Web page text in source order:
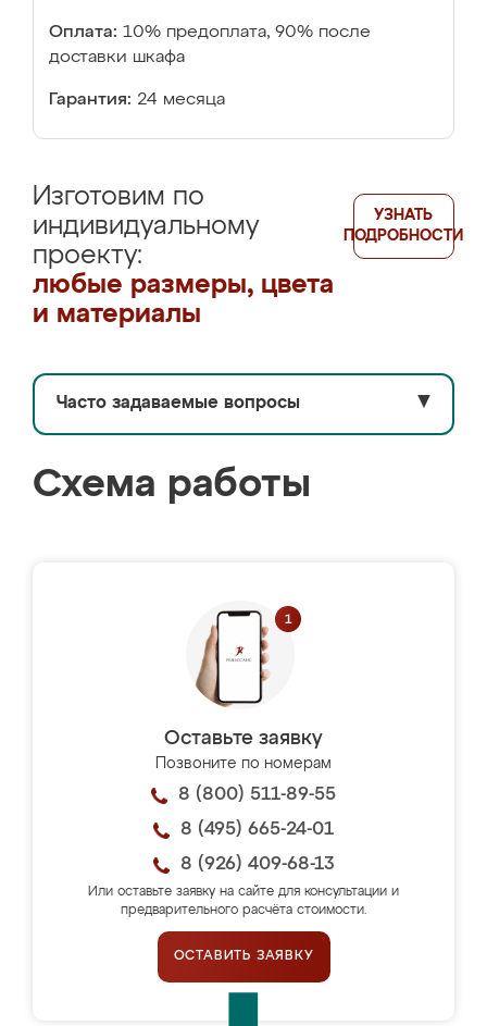
Оплата: 10% предоплата, 90% после
доставки шкафа
Гарантия: 24 месяца
Изготовим по
индивидуальному
проекту:
любые размеры, цвета
и материалы
УЗНАТЬ
ПОДРОБНОСТИ
Часто задаваемые вопросы ▼
Схема работы
Оставьте заявку
Позвоните по номерам
8 (800) 511-89-55
8 (495) 665-24-01
8 (926) 409-68-13
Или оставьте заявку на сайте для консультации и
предварительного расчёта стоимости.
ОСТАВИТЬ ЗАЯВКУ